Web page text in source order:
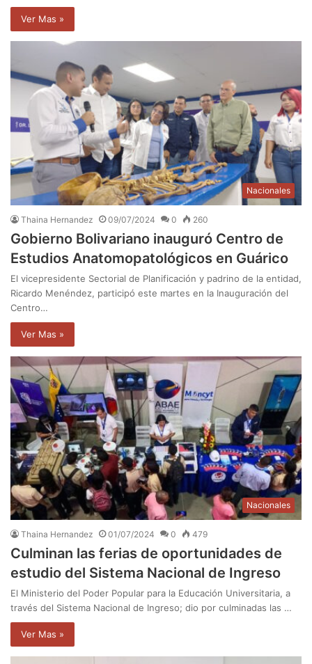
Ver Mas »
Nacionales
Thaina Hernandez 09/07/2024 0 260
Gobierno Bolivariano inauguró Centro de
Estudios Anatomopatológicos en Guárico
El vicepresidente Sectorial de Planificación y padrino de la entidad,
Ricardo Menéndez, participó este martes en la Inauguración del
Centro…
Ver Mas »
Nacionales
Thaina Hernandez 01/07/2024 0 479
Culminan las ferias de oportunidades de
estudio del Sistema Nacional de Ingreso
El Ministerio del Poder Popular para la Educación Universitaria, a
través del Sistema Nacional de Ingreso; dio por culminadas las …
Ver Mas »